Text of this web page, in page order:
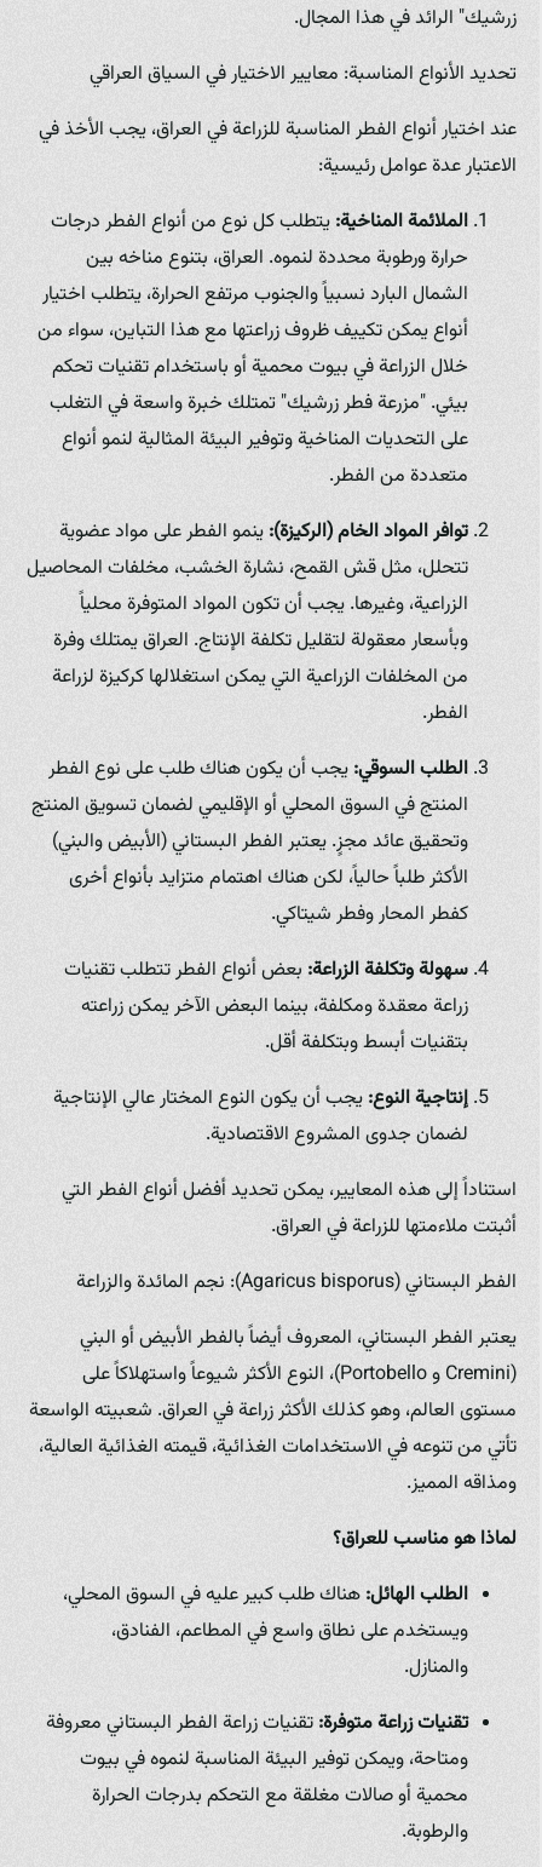
زرشيك" الرائد في هذا المجال.
تحديد الأنواع المناسبة: معايير الاختيار في السياق العراقي
عند اختيار أنواع الفطر المناسبة للزراعة في العراق، يجب الأخذ في
الاعتبار عدة عوامل رئيسية:
الملائمة المناخية:يتطلب كل نوع من أنواع الفطر درجات
حرارة ورطوبة محددة لنموه. العراق، بتنوع مناخه بين
الشمال البارد نسبياً والجنوب مرتفع الحرارة، يتطلب اختيار
أنواع يمكن تكييف ظروف زراعتها مع هذا التباين، سواء من
خلال الزراعة في بيوت محمية أو باستخدام تقنيات تحكم
بيئي. "مزرعة فطر زرشيك" تمتلك خبرة واسعة في التغلب
على التحديات المناخية وتوفير البيئة المثالية لنمو أنواع
متعددة من الفطر.
توافر المواد الخام (الركيزة):ينمو الفطر على مواد عضوية
تتحلل، مثل قش القمح، نشارة الخشب، مخلفات المحاصيل
الزراعية، وغيرها. يجب أن تكون المواد المتوفرة محلياً
وبأسعار معقولة لتقليل تكلفة الإنتاج. العراق يمتلك وفرة
من المخلفات الزراعية التي يمكن استغلالها كركيزة لزراعة
الفطر.
الطلب السوقي:يجب أن يكون هناك طلب على نوع الفطر
المنتج في السوق المحلي أو الإقليمي لضمان تسويق المنتج
وتحقيق عائد مجزٍ. يعتبر الفطر البستاني (الأبيض والبني)
الأكثر طلباً حالياً، لكن هناك اهتمام متزايد بأنواع أخرى
كفطر المحار وفطر شيتاكي.
سهولة وتكلفة الزراعة:بعض أنواع الفطر تتطلب تقنيات
زراعة معقدة ومكلفة، بينما البعض الآخر يمكن زراعته
بتقنيات أبسط وبتكلفة أقل.
إنتاجية النوع:يجب أن يكون النوع المختار عالي الإنتاجية
لضمان جدوى المشروع الاقتصادية.
استناداً إلى هذه المعايير، يمكن تحديد أفضل أنواع الفطر التي
أثبتت ملاءمتها للزراعة في العراق.
الفطر البستاني (Agaricus bisporus): نجم المائدة والزراعة
يعتبر الفطر البستاني، المعروف أيضاً بالفطر الأبيض أو البني
(Cremini و Portobello)، النوع الأكثر شيوعاً واستهلاكاً على
مستوى العالم، وهو كذلك الأكثر زراعة في العراق. شعبيته الواسعة
تأتي من تنوعه في الاستخدامات الغذائية، قيمته الغذائية العالية،
ومذاقه المميز.
لماذا هو مناسب للعراق؟
الطلب الهائل:هناك طلب كبير عليه في السوق المحلي،
ويستخدم على نطاق واسع في المطاعم، الفنادق،
والمنازل.
تقنيات زراعة متوفرة:تقنيات زراعة الفطر البستاني معروفة
ومتاحة، ويمكن توفير البيئة المناسبة لنموه في بيوت
محمية أو صالات مغلقة مع التحكم بدرجات الحرارة
والرطوبة.